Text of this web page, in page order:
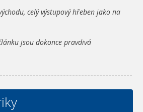
celý výstupový hřeben jako na
jsou dokonce pravdivá